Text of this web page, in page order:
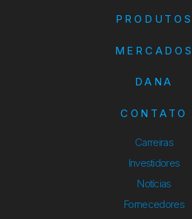
PRODUTOS
MERCADOS
DANA
CONTATO
Carreiras
Investidores
Notícias
Fornecedores